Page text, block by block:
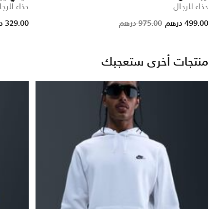
حذاء للرجال
Price
975.00 درهم to
499.00 درهم
حذاء
reduced from
to
329.00 درهم
منتجات أخرى ستعجبك